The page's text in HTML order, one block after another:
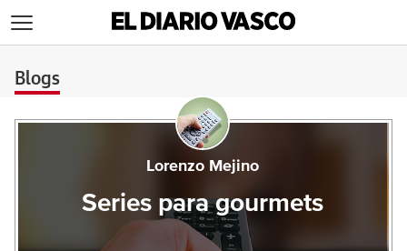
Blogs
Lorenzo Mejino
Series para gourmets